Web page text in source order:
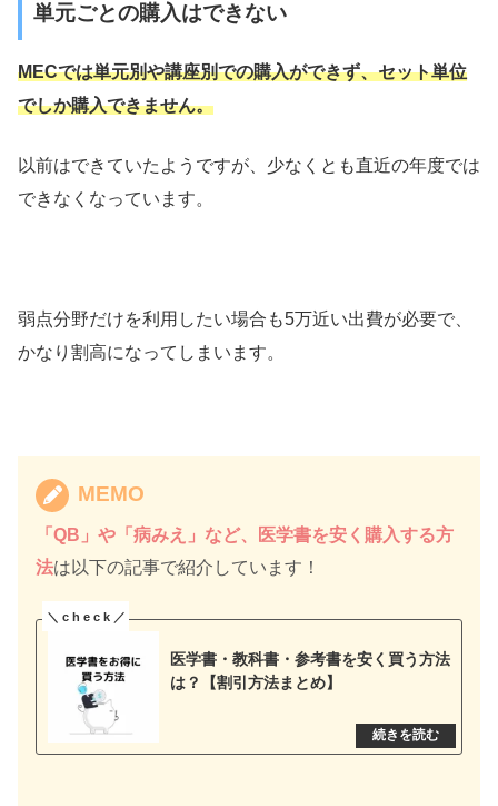
単元ごとの購入はできない
MECでは単元別や講座別での購入ができず、セット単位
でしか購入できません。
以前はできていたようですが、少なくとも直近の年度では
できなくなっています。
弱点分野だけを利用したい場合も5万近い出費が必要で、
かなり割高になってしまいます。
MEMO
「QB」や「病みえ」など、医学書を安く購入する方
法は以下の記事で紹介しています！
医学書・教科書・参考書を安く買う方法
は？【割引方法まとめ】